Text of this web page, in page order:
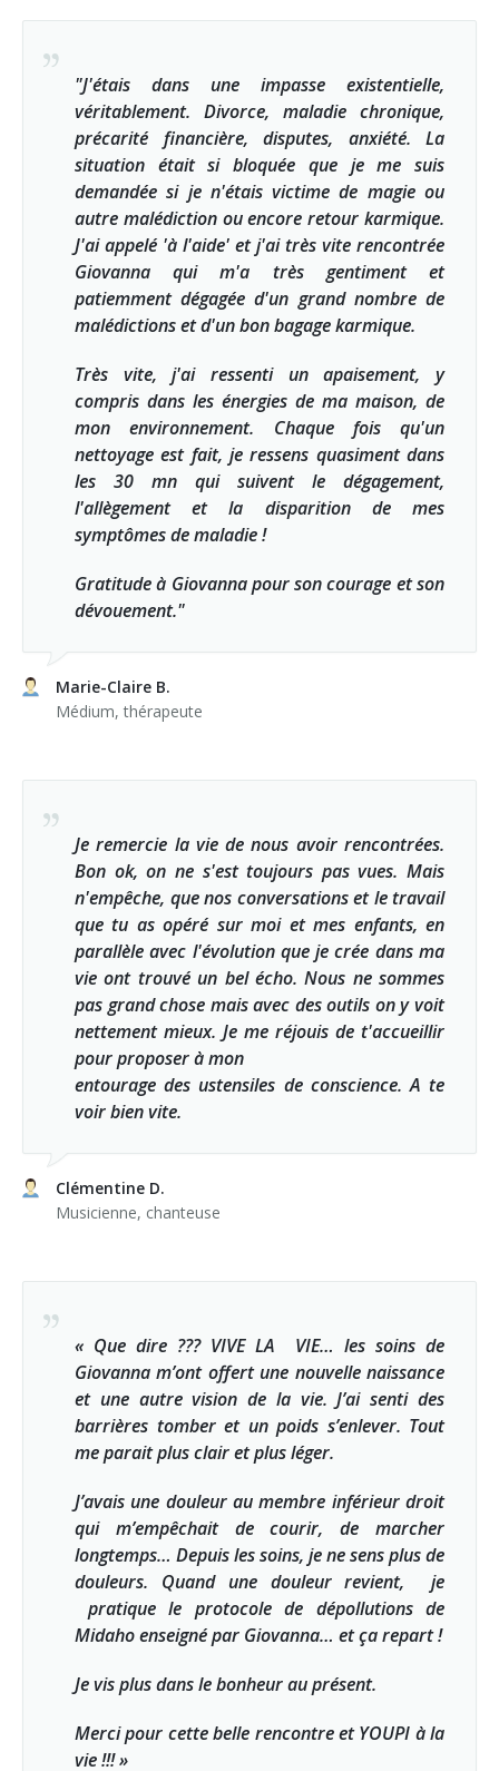
"J'étais dans une impasse existentielle,
véritablement. Divorce, maladie chronique,
précarité financière, disputes, anxiété. La
situation était si bloquée que je me suis
demandée si je n'étais victime de magie ou
autre malédiction ou encore retour karmique.
J'ai appelé 'à l'aide' et j'ai très vite rencontrée
Giovanna qui m'a très gentiment et
patiemment dégagée d'un grand nombre de
malédictions et d'un bon bagage karmique.
Très vite, j'ai ressenti un apaisement, y
compris dans les énergies de ma maison, de
mon environnement. Chaque fois qu'un
nettoyage est fait, je ressens quasiment dans
les 30 mn qui suivent le dégagement,
l'allègement et la disparition de mes
symptômes de maladie !
Gratitude à Giovanna pour son courage et son
dévouement."
Marie-Claire B.
Médium, thérapeute
Je remercie la vie de nous avoir rencontrées.
Bon ok, on ne s'est toujours pas vues. Mais
n'empêche, que nos conversations et le travail
que tu as opéré sur moi et mes enfants, en
parallèle avec l'évolution que je crée dans ma
vie ont trouvé un bel écho. Nous ne sommes
pas grand chose mais avec des outils on y voit
nettement mieux. Je me réjouis de t'accueillir
pour proposer à mon
entourage des ustensiles de conscience. A te
voir bien vite.
Clémentine D.
Musicienne, chanteuse
« Que dire ??? VIVE LA VIE… les soins de
Giovanna m’ont offert une nouvelle naissance
et une autre vision de la vie. J’ai senti des
barrières tomber et un poids s’enlever. Tout
me parait plus clair et plus léger.
J’avais une douleur au membre inférieur droit
qui m’empêchait de courir, de marcher
longtemps… Depuis les soins, je ne sens plus de
douleurs. Quand une douleur revient, je
pratique le protocole de dépollutions de
Midaho enseigné par Giovanna… et ça repart !
Je vis plus dans le bonheur au présent.
Merci pour cette belle rencontre et YOUPI à la
vie !!! »